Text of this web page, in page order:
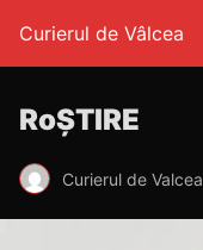
Curierul de Vâlcea
RoȘTIRE
Curierul de Valcea